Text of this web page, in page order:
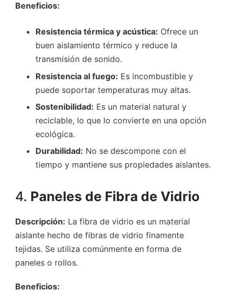
Beneficios:
Resistencia térmica y acústica: Ofrece un
buen aislamiento térmico y reduce la
transmisión de sonido.
Resistencia al fuego: Es incombustible y
puede soportar temperaturas muy altas.
Sostenibilidad: Es un material natural y
reciclable, lo que lo convierte en una opción
ecológica.
Durabilidad: No se descompone con el
tiempo y mantiene sus propiedades aislantes.
4. Paneles de Fibra de Vidrio
Descripción: La fibra de vidrio es un material
aislante hecho de fibras de vidrio finamente
tejidas. Se utiliza comúnmente en forma de
paneles o rollos.
Beneficios: